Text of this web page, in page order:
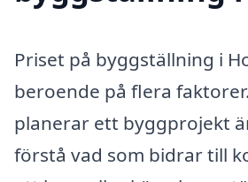
Priset på byggställning i
beroende på flera
planerar ett byggprojekt
förstå vad som bidrar till